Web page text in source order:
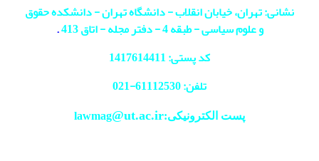
نشانی: تهران، خیابان انقلاب - دانشگاه تهران - دانشکده حقوق
و علوم سیاسی - طبقه 4 - دفتر مجله - اتاق 413
.
کد پستی: 1417614411
تلفن: 61112530-
021
پست الکترونیکی:lawmag@ut.ac.ir